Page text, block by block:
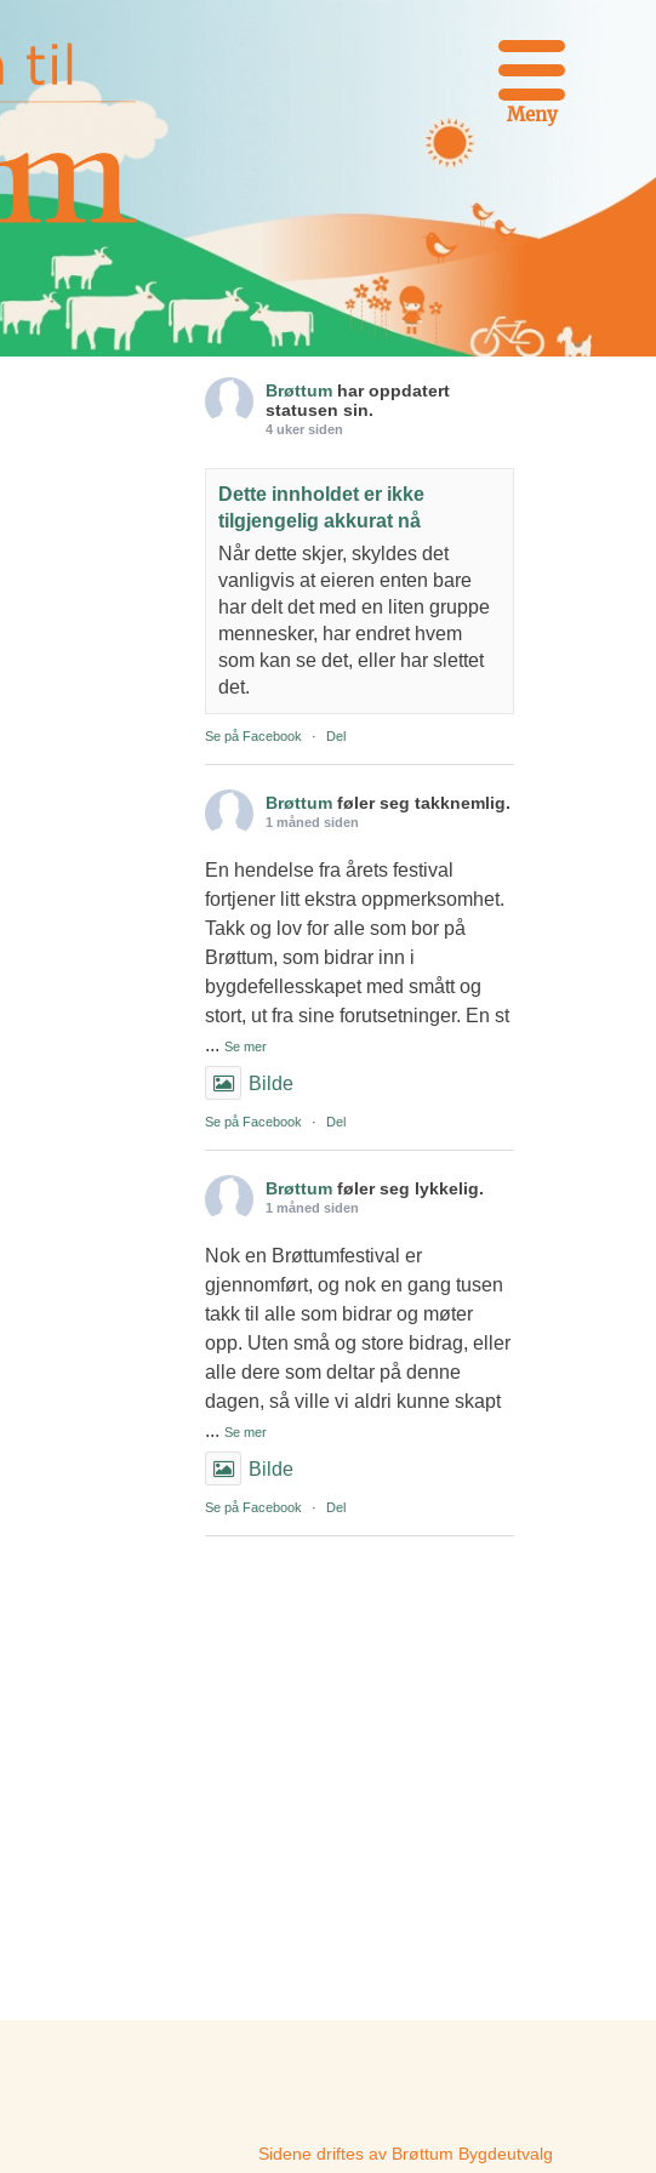
Meny
Brøttum har oppdatert
statusen sin.
4 uker siden
Dette innholdet er ikke
tilgjengelig akkurat nå
Når dette skjer, skyldes det
vanligvis at eieren enten bare
har delt det med en liten gruppe
mennesker, har endret hvem
som kan se det, eller har slettet
det.
Se på Facebook · Del
Brøttum føler seg takknemlig.
1 måned siden
En hendelse fra årets festival
fortjener litt ekstra oppmerksomhet.
Takk og lov for alle som bor på
Brøttum, som bidrar inn i
bygdefellesskapet med smått og
stort, ut fra sine forutsetninger. En st
... Se mer
Bilde
Se på Facebook · Del
Brøttum føler seg lykkelig.
1 måned siden
Nok en Brøttumfestival er
gjennomført, og nok en gang tusen
takk til alle som bidrar og møter
opp. Uten små og store bidrag, eller
alle dere som deltar på denne
dagen, så ville vi aldri kunne skapt
... Se mer
Bilde
Se på Facebook · Del
Sidene driftes av Brøttum Bygdeutvalg